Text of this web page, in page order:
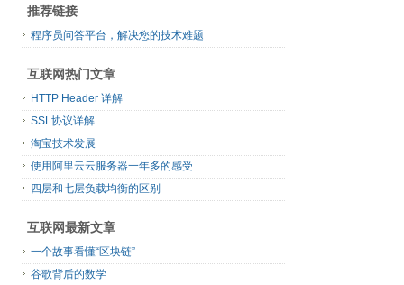
推荐链接
程序员问答平台，解决您的技术难题
互联网热门文章
HTTP Header 详解
SSL协议详解
淘宝技术发展
使用阿里云云服务器一年多的感受
四层和七层负载均衡的区别
互联网最新文章
一个故事看懂“区块链”
谷歌背后的数学